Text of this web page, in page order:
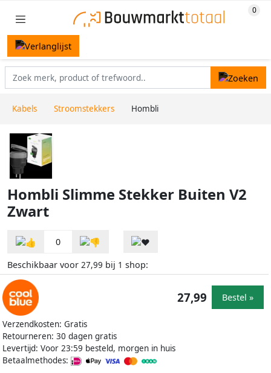
Kabels Stroomstekkers Hombli
Hombli Slimme Stekker Buiten V2
Zwart
0
Beschikbaar voor 27,99 bij 1 shop:
Verzendkosten: Gratis
Retourneren: 30 dagen gratis
Levertijd: Voor 23:59 besteld, morgen in huis
Betaalmethodes:
27,99 Bestel »